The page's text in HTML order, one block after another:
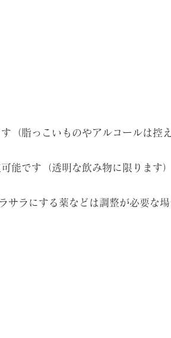
（脂っこいものやアルコールは控
能です（透明な飲み物に限ります
サラにする薬などは調整が必要な